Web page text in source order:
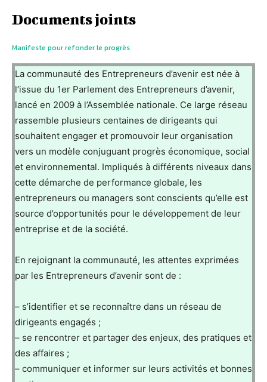
Documents joints
Manifeste pour refonder le progrès
La communauté des Entrepreneurs d’avenir est née à
l’issue du 1er Parlement des Entrepreneurs d’avenir,
lancé en 2009 à l’Assemblée nationale. Ce large réseau
rassemble plusieurs centaines de dirigeants qui
souhaitent engager et promouvoir leur organisation
vers un modèle conjuguant progrès économique, social
et environnemental. Impliqués à différents niveaux dans
cette démarche de performance globale, les
entrepreneurs ou managers sont conscients qu’elle est
source d’opportunités pour le développement de leur
entreprise et de la société.
En rejoignant la communauté, les attentes exprimées
par les Entrepreneurs d’avenir sont de :
– s’identifier et se reconnaître dans un réseau de
dirigeants engagés ;
– se rencontrer et partager des enjeux, des pratiques et
des affaires ;
– communiquer et informer sur leurs activités et bonnes